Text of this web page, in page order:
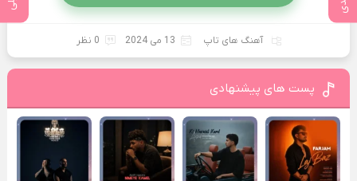
آهنگ های تاپ 13 می 2024 0 نظر
پست های پیشنهادی